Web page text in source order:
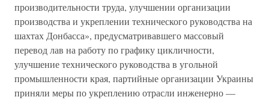
производительности труда, улучшении организации
производства и укреплении технического руководства на
шахтах Донбасса», предусматривавшего массовый
перевод лав на работу по графику цикличности,
улучшение технического руководства в угольной
промышленности края, партийные организации Украины
приняли меры по укреплению отрасли инженерно —